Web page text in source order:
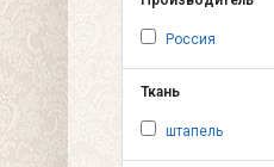
Россия
Ткань
штапель